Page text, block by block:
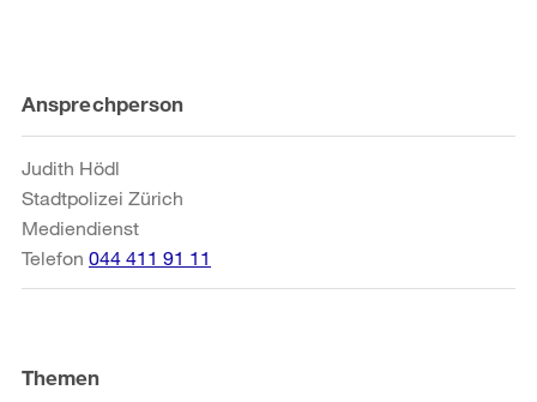
Weitere
Informationen
Ansprechperson
Judith Hödl
Stadtpolizei Zürich
Mediendienst
Telefon 044 411 91 11
Themen